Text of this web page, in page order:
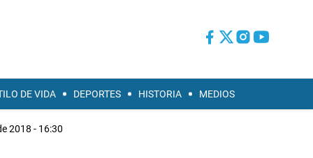
DE VIDA DEPORTES HISTORIA MEDIOS
2018 - 16:30